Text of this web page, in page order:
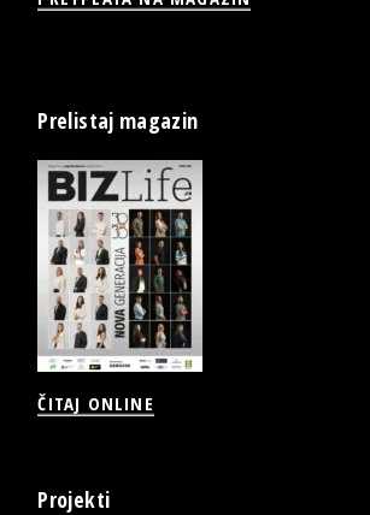
Prelistaj magazin
ČITAJ ONLINE
Projekti